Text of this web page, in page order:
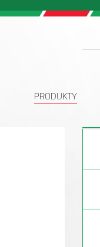
PRODUKTY